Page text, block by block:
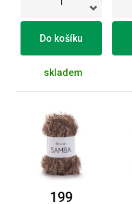
Do košíku
skladem
199